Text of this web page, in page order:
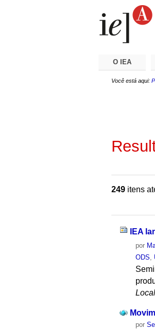
O IEA
Você está aqui:
249 itens
IEA
por
ODS
por